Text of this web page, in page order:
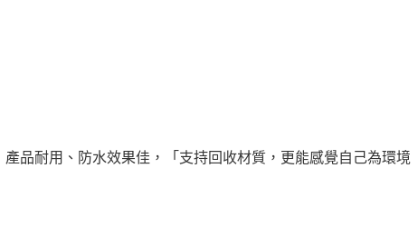
品耐用、防水效果佳，「支持回收材質，更能感覺自己為環境